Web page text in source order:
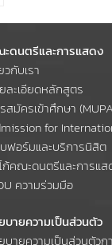
ดนตรีและการแสดง
วกับเรา
ละเอียดหลักสูตร
สมัครเข้าศึกษา
for
ฟอร์มและบริการนิสิต
ก้คณะดนตรีและการแส
ความร่วมมือ
บายความเป็นส่วนตัว
บายความเป็นส่วนตัว